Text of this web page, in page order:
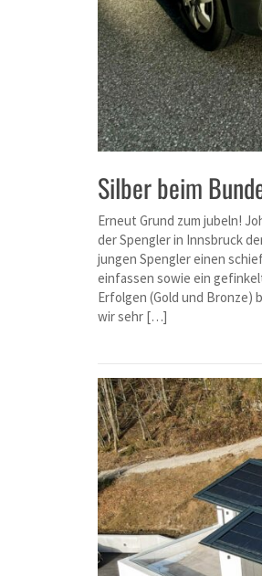
Silber beim
Erneut Grund zum jubeln!
der Spengler in Innsbruck
jungen Spengler einen
einfassen sowie ein
Erfolgen (Gold und Bronze)
wir sehr […]